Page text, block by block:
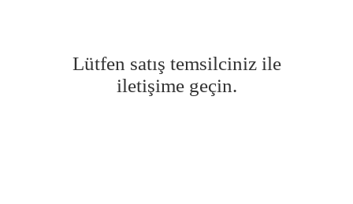
Lütfen satış temsilciniz ile
iletişime geçin.